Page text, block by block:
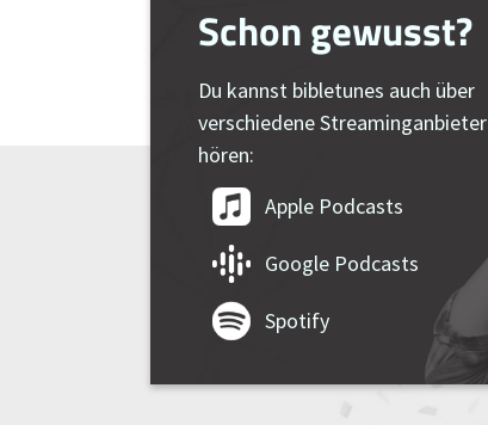
Schon gewusst?
Du kannst bibletunes auch über
verschiedene Streaminganbieter
hören:
Apple Podcasts
Google Podcasts
Spotify